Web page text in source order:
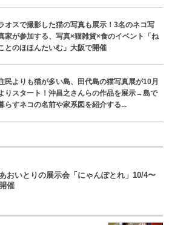
オスで撮影した猫の写真も展示！3名のネコ写
家が参加する、写真×猫雑貨×食のイベント「ね
とのほほんたいむ」大阪で開催
民よりも猫が多い島、田代島の猫写真展が10月
りスタート！沖昌之さんらの作品を展示→島で
らすネコの名前や家系図を紹介する...
おいとりの展示会「にゃんぽとれ」10/4〜
催